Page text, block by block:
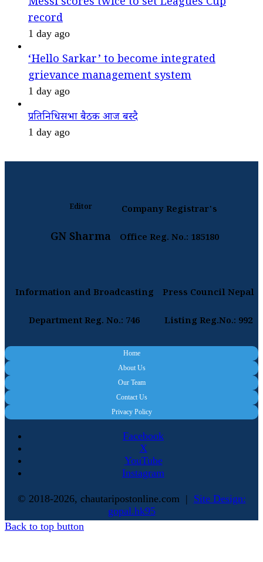
record
1 day ago
‘Hello Sarkar’ to become integrated
grievance management system
1 day ago
प्रतिनिधिसभा बैठक आज बस्दै
1 day ago
Editor
GN Sharma
Company Registrar's
Office Reg. No.: 185180
Information and Broadcasting
Department Reg. No.: 746
Press Council Nepal
Listing Reg.No.: 992
Home
About Us
Our Team
Contact Us
Privacy Policy
Facebook
X
YouTube
Instagram
© 2018-2026, chautaripostonline.com | Site Design:
gopal.hk95
Back to top button